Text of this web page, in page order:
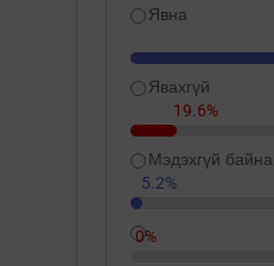
Явна
Явахгүй
19.6%
Мэдэхгүй байна
5.2%
0%